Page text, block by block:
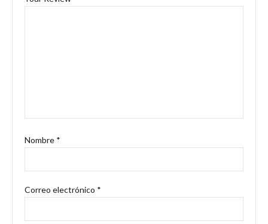
Nombre *
Correo electrónico *